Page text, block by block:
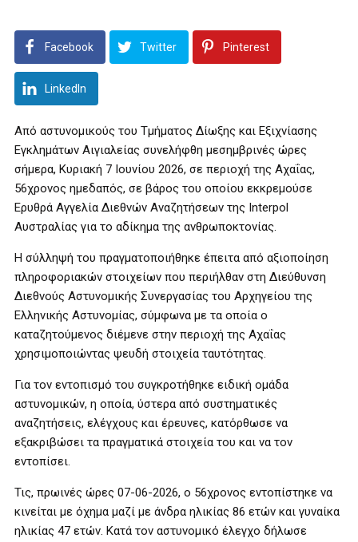
Facebook Twitter Pinterest
LinkedIn
Από αστυνομικούς του Τμήματος Δίωξης και Εξιχνίασης
Εγκλημάτων Αιγιαλείας συνελήφθη μεσημβρινές ώρες
σήμερα, Κυριακή 7 Ιουνίου 2026, σε περιοχή της Αχαΐας,
56χρονος ημεδαπός, σε βάρος του οποίου εκκρεμούσε
Ερυθρά Αγγελία Διεθνών Αναζητήσεων της Interpol
Αυστραλίας για το αδίκημα της ανθρωποκτονίας.
Η σύλληψή του πραγματοποιήθηκε έπειτα από αξιοποίηση
πληροφοριακών στοιχείων που περιήλθαν στη Διεύθυνση
Διεθνούς Αστυνομικής Συνεργασίας του Αρχηγείου της
Ελληνικής Αστυνομίας, σύμφωνα με τα οποία ο
καταζητούμενος διέμενε στην περιοχή της Αχαΐας
χρησιμοποιώντας ψευδή στοιχεία ταυτότητας.
Για τον εντοπισμό του συγκροτήθηκε ειδική ομάδα
αστυνομικών, η οποία, ύστερα από συστηματικές
αναζητήσεις, ελέγχους και έρευνες, κατόρθωσε να
εξακριβώσει τα πραγματικά στοιχεία του και να τον
εντοπίσει.
Τις, πρωινές ώρες 07-06-2026, ο 56χρονος εντοπίστηκε να
κινείται με όχημα μαζί με άνδρα ηλικίας 86 ετών και γυναίκα
ηλικίας 47 ετών. Κατά τον αστυνομικό έλεγχο δήλωσε